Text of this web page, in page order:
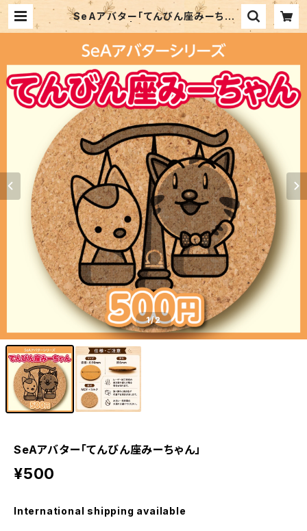
SeAアバター「てんびん座みーちゃ
ん」 | SEA SHOP
1/2
SeAアバター「てんびん座みーちゃん」
¥500
International shipping available